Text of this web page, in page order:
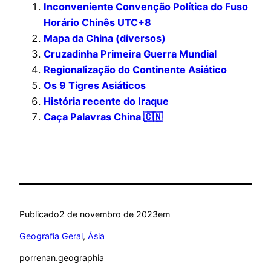
Inconveniente Convenção Política do Fuso
Horário Chinês UTC+8
Mapa da China (diversos)
Cruzadinha Primeira Guerra Mundial
Regionalização do Continente Asiático
Os 9 Tigres Asiáticos
História recente do Iraque
Caça Palavras China 🇨🇳
Publicado2 de novembro de 2023em
Geografia Geral, Ásia
porrenan.geographia